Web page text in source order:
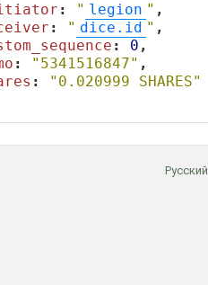
: " legion " ,
: " dice.id " ,
: 0 ,
: "5341516847" ,
:
"0.020999 SHARES"
Русский